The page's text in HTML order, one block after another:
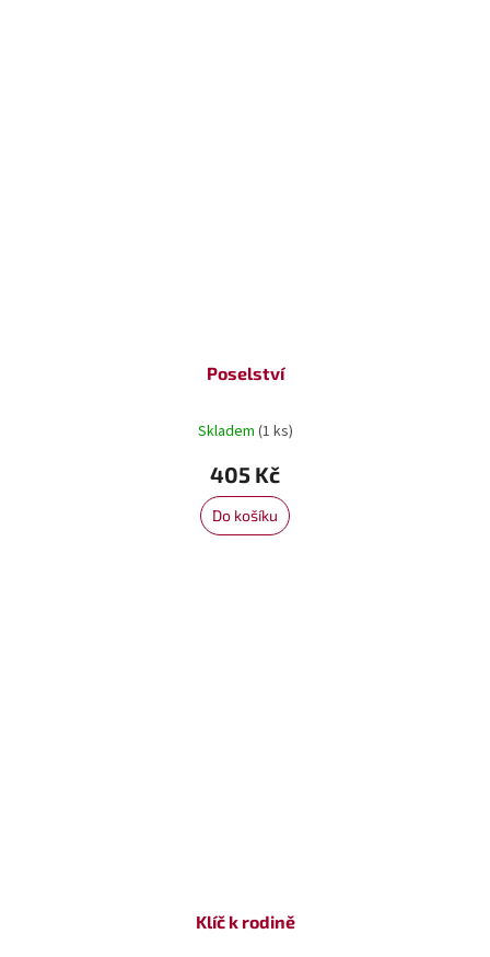
Poselství
Skladem (1 ks)
405 Kč
Do košíku
Klíč k rodině